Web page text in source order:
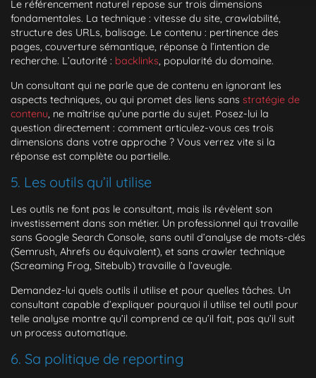
Le référencement naturel repose sur trois dimensions
fondamentales. La technique : vitesse du site, crawlabilité,
structure des URLs, balisage. Le contenu : pertinence des
pages, couverture sémantique, réponse à l’intention de
recherche. L’autorité : backlinks, popularité du domaine.
Un consultant qui ne parle que de contenu en ignorant les
aspects techniques, ou qui promet des liens sans stratégie de
contenu, ne maîtrise qu’une partie du sujet. Posez-lui la
question directement : comment articulez-vous ces trois
dimensions dans votre approche ? Vous verrez vite si la
réponse est complète ou partielle.
5. Les outils qu’il utilise
Les outils ne font pas le consultant, mais ils révèlent son
investissement dans son métier. Un professionnel qui travaille
sans Google Search Console, sans outil d’analyse de mots-clés
(Semrush, Ahrefs ou équivalent), et sans crawler technique
(Screaming Frog, Sitebulb) travaille à l’aveugle.
Demandez-lui quels outils il utilise et pour quelles tâches. Un
consultant capable d’expliquer pourquoi il utilise tel outil pour
telle analyse montre qu’il comprend ce qu’il fait, pas qu’il suit
un process automatique.
6. Sa politique de reporting